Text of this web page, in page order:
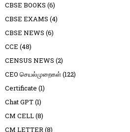
CBSE BOOKS (6)
CBSE EXAMS (4)
CBSE NEWS (6)
CCE (48)
CENSUS NEWS (2)
CEO செயல்முறைகள்(122)
Certificate (1)
Chat GPT(1)
CM CELL(8)
CM LETTER(8)